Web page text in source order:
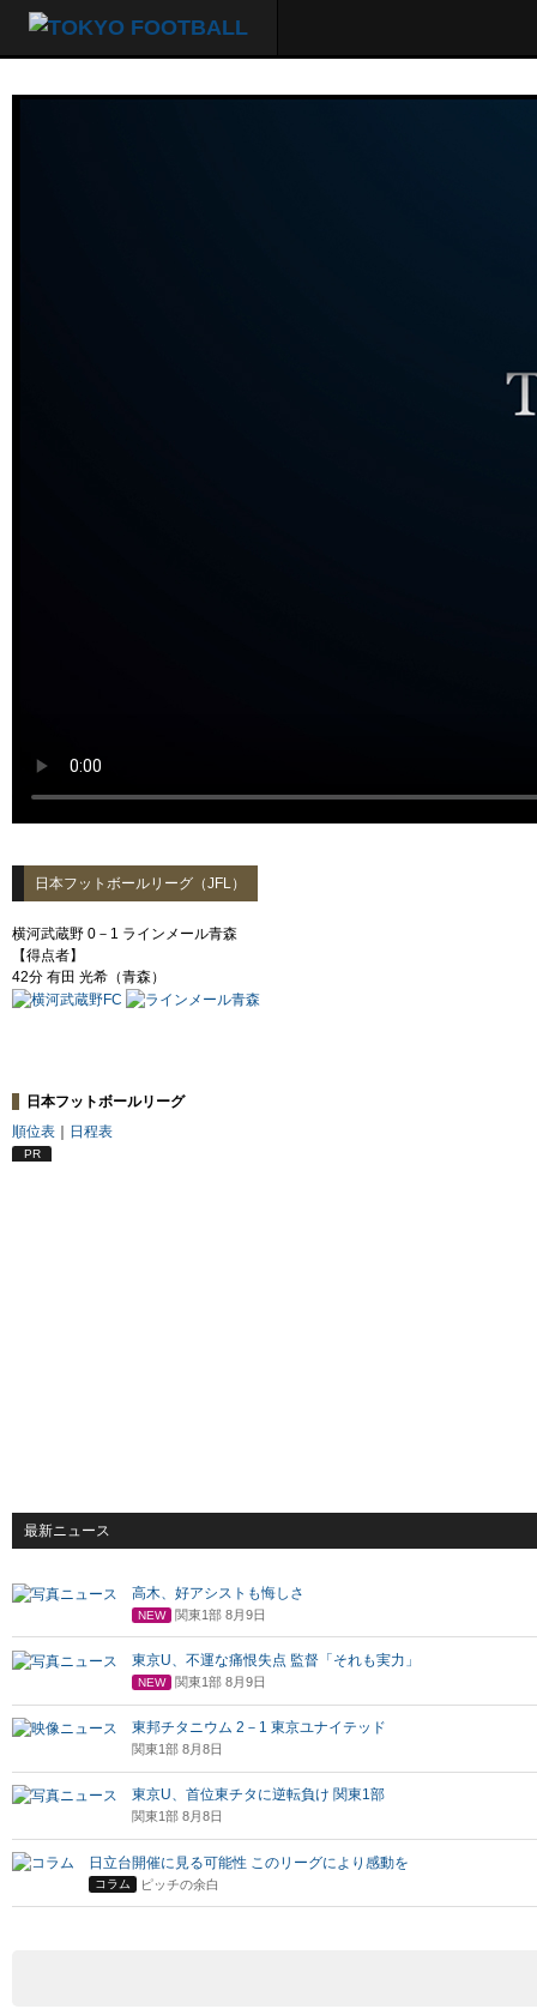
日本フットボールリーグ（JFL）
横河武蔵野 0－1 ラインメール青森
【得点者】
42分 有田 光希（青森）
日本フットボールリーグ
順位表
日程表
PR
最新ニュース
高木、好アシストも悔しさ
NEW 関東1部 8月9日
東京U、不運な痛恨失点 監督「それも実力」
NEW 関東1部 8月9日
東邦チタニウム 2－1 東京ユナイテッド
関東1部 8月8日
東京U、首位東チタに逆転負け 関東1部
関東1部 8月8日
日立台開催に見る可能性 このリーグにより感動を
コラム ピッチの余白